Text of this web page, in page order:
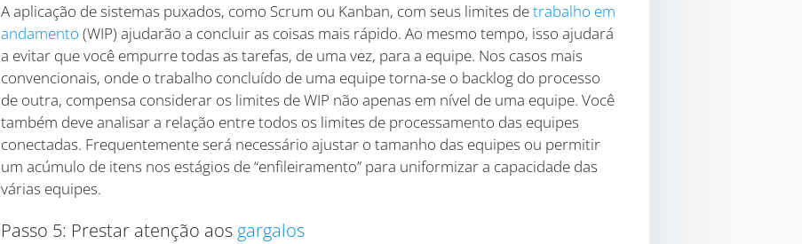
A aplicação de sistemas puxados, como Scrum ou Kanban, com seus limites detrabalho em
andamento (WIP) ajudarão a concluir as coisas mais rápido. Ao mesmo tempo, isso ajudará
a evitar que você empurre todas as tarefas, de uma vez, para a equipe. Nos casos mais
convencionais, onde o trabalho concluído de uma equipe torna-se o backlog do processo
de outra, compensa considerar os limites de WIP não apenas em nível de uma equipe. Você
também deve analisar a relação entre todos os limites de processamento das equipes
conectadas. Frequentemente será necessário ajustar o tamanho das equipes ou permitir
um acúmulo de itens nos estágios de “enfileiramento” para uniformizar a capacidade das
várias equipes.
Passo 5: Prestar atenção aos gargalos